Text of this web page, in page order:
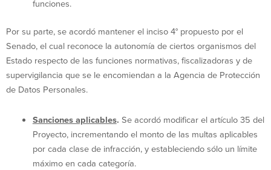
funciones.
Por su parte, se acordó mantener el inciso 4° propuesto por el
Senado, el cual reconoce la autonomía de ciertos organismos del
Estado respecto de las funciones normativas, fiscalizadoras y de
supervigilancia que se le encomiendan a la Agencia de Protección
de Datos Personales.
Sanciones aplicables. Se acordó modificar el artículo 35 del
Proyecto, incrementando el monto de las multas aplicables
por cada clase de infracción, y estableciendo sólo un límite
máximo en cada categoría.